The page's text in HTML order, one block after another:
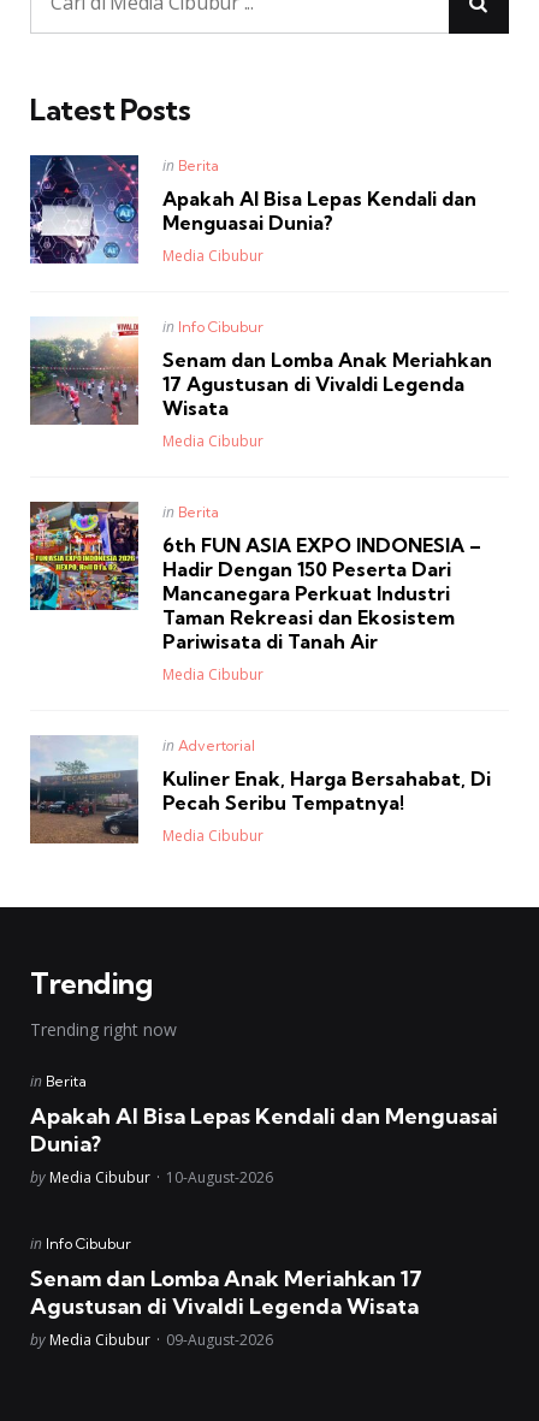
Latest Posts
Posted
in
in Berita
Apakah AI Bisa Lepas Kendali dan
Menguasai Dunia?
Posted
Media Cibubur
Posted
in
in Info Cibubur
Senam dan Lomba Anak Meriahkan
17 Agustusan di Vivaldi Legenda
Wisata
Posted
Media Cibubur
Posted
in
in Berita
6th FUN ASIA EXPO INDONESIA –
Hadir Dengan 150 Peserta Dari
Mancanegara Perkuat Industri
Taman Rekreasi dan Ekosistem
Pariwisata di Tanah Air
Posted
Media Cibubur
Posted
in
in Advertorial
Kuliner Enak, Harga Bersahabat, Di
Pecah Seribu Tempatnya!
Posted
Media Cibubur
Trending
Trending right now
Posted
in Berita
Apakah AI Bisa Lepas Kendali dan Menguasai
Dunia?
Posted
by Media Cibubur 10-August-2026
Posted
in Info Cibubur
Senam dan Lomba Anak Meriahkan 17
Agustusan di Vivaldi Legenda Wisata
Posted
by Media Cibubur 09-August-2026